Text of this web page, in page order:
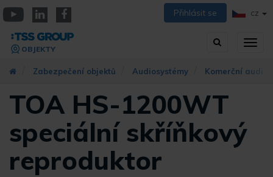
Přejít
k
hlavnímu
obsahu
Přihlásit se CZ
Vyhledávání
OBJEKTY
Zabezpečení objektů Audiosystémy Komerční audio
TOA HS-1200WT
speciální skříňkový
reproduktor